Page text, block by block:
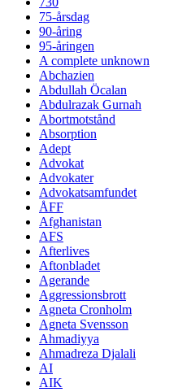
75-årsdag
90-åring
95-åringen
A complete unknown
Abchazien
Abdullah Öcalan
Abdulrazak Gurnah
Abortmotstånd
Absorption
Adept
Advokat
Advokater
Advokatsamfundet
ÅFF
Afghanistan
AFS
Afterlives
Aftonbladet
Agerande
Aggressionsbrott
Agneta Cronholm
Agneta Svensson
Ahmadiyya
Ahmadreza Djalali
AI
AIK